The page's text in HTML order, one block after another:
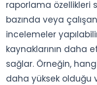
raporlama özellikleri
bazında veya
incelemeler
kaynaklarının daha
sağlar. Örneğin,
daha yüksek olduğu